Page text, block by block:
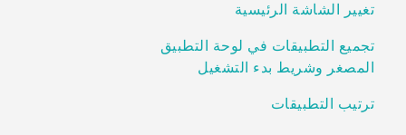
تغيير الشاشة الرئيسية
تجميع التطبيقات في لوحة التطبيق
المصغر وشريط بدء التشغيل
ترتيب التطبيقات